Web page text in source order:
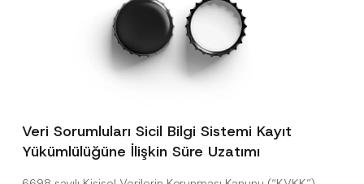
Veri Sorumluları Sicil Bilgi Sistemi Kayıt
Yükümlülüğüne İlişkin Süre Uzatımı